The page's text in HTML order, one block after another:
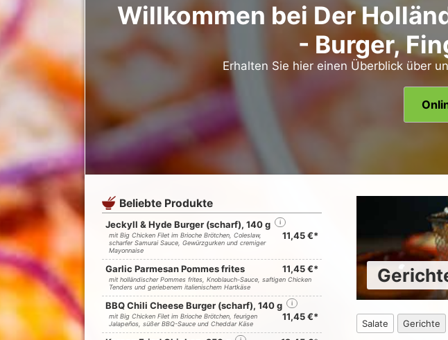
Willkommen bei Der
- Burger,
Erhalten Sie hier einen Überblick über
Beliebte Produkte
Jeckyll & Hyde Burger (scharf), 140 g i
11,45 €*
mit Big Chicken Filet im Brioche Brötchen, Coleslaw,
scharfer Samurai Sauce, Gewürzgurken und cremiger
Mayonnaise
Garlic Parmesan Pommes frites 11,45 €*
mit holländischer Pommes frites, Knoblauch-Sauce, saftigen Chicken
Tenders und geriebenem italienischem Hartkäse
BBQ Chili Cheese Burger (scharf), 140 g i
11,45 €*
mit Big Chicken Filet im Brioche Brötchen, feurigen
Jalapeños, süßer BBQ-Sauce und Cheddar Käse
Salate Gerichte